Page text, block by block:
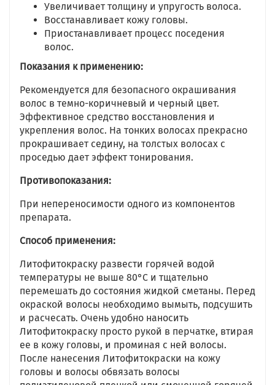
Увеличивает толщину и упругость волоса.
Восстанавливает кожу головы.
Приостанавливает процесс поседения
волос.
Показания к применению:
Рекомендуется для безопасного окрашивания
волос в темно-коричневый и черный цвет.
Эффективное средство восстановления и
укрепления волос. На тонких волосах прекрасно
прокрашивает седину, на толстых волосах с
проседью дает эффект тонирования.
Противопоказания:
При непереносимости одного из компонентов
препарата.
Способ применения:
Литофитокраску развести горячей водой
температуры не выше 80°C и тщательно
перемешать до состояния жидкой сметаны. Перед
окраской волосы необходимо вымыть, подсушить
и расчесать. Очень удобно наносить
Литофитокраску просто рукой в перчатке, втирая
ее в кожу головы, и проминая с ней волосы.
После нанесения Литофитокраски на кожу
головы и волосы обвязать волосы